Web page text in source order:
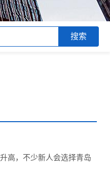
高，不少新人会选择青岛